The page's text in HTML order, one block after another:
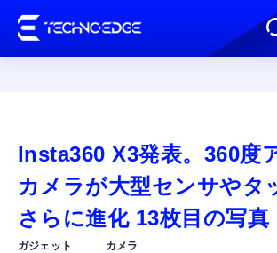
AI
ガジェット
Insta360 X3発表。360度
カメラが大型センサやタ
さらに進化 13枚目の写真
ガジェット カメラ